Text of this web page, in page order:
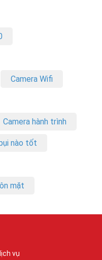
Camera Wifi
Camera hành trình
nào tốt
mặt
vụ